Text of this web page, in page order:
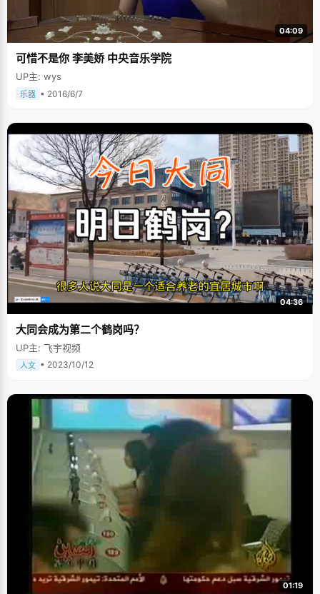
04:09
可惜不是你 李美娇 中央音乐学院
UP主: wys
乐器 • 2016/6/7
04:36
大同会成为第二个鹤岗吗？
UP主: 飞宇视频
人文 • 2023/10/12
01:19